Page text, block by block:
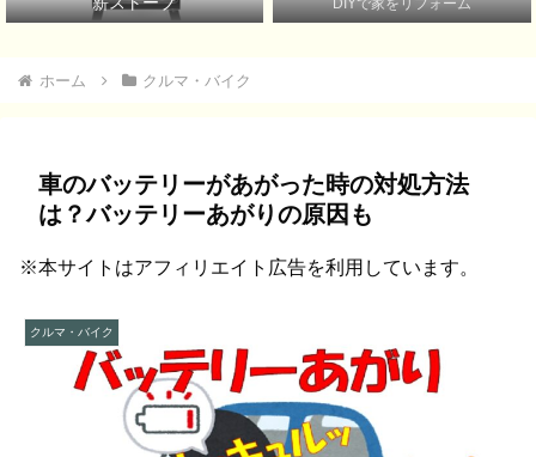
ホーム クルマ・バイク
車のバッテリーがあがった時の対処方法
は？バッテリーあがりの原因も
※本サイトはアフィリエイト広告を利用しています。
クルマ・バイク